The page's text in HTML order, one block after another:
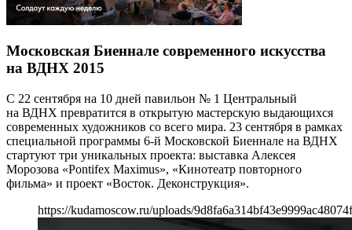
Московская Биеннале современного искусства
на ВДНХ 2015
С 22 сентября на 10 дней павильон № 1 Центральный
на ВДНХ превратится в открытую мастерскую выдающихся
современных художников со всего мира. 23 сентября в рамках
специальной программы 6-й Московской Биеннале на ВДНХ
стартуют три уникальных проекта: выставка Алексея
Морозова «Pontifex Maximus», «Кинотеатр повторного
фильма» и проект «Восток. Деконструкция».
https://kudamoscow.ru/uploads/